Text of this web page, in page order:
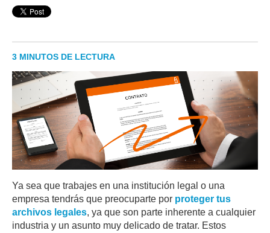
3 MINUTOS DE LECTURA
Ya sea que trabajes en una institución legal o una
empresa tendrás que preocuparte por proteger tus
archivos legales, ya que son parte inherente a cualquier
industria y un asunto muy delicado de tratar. Estos